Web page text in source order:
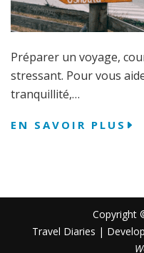
Préparer un voyage,
stressant. Pour vous
tranquillité,…
EN SAVOIR PLUS
Copyright
Travel Diaries |